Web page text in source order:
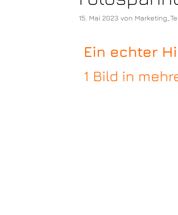
15. Mai 2023 von
Ein echter
1 Bild in